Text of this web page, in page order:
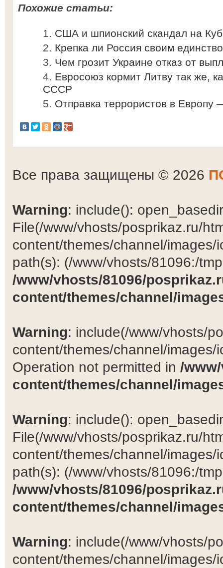
Похожие статьи:
США и шпионский скандал на
Крепка ли Россия своим
Чем грозит Украине отказ от
Евросоюз кормит Литву так же,
СССР
Отправка террористов в Европу
Все права защищены © 2026
Warning: include():
File(/www/vhosts/posprikaz.ru/
content/themes/channel/
path(s): (/www/vhosts/81096:/
/www/vhosts/81096/
content/themes/channel/
Warning: include(/www/vhosts/
content/themes/channel/
Operation not permitted in /
content/themes/channel/
Warning: include():
File(/www/vhosts/posprikaz.ru/
content/themes/channel/
path(s): (/www/vhosts/81096:/
/www/vhosts/81096/
content/themes/channel/
Warning: include(/www/vhosts/
content/themes/channel/